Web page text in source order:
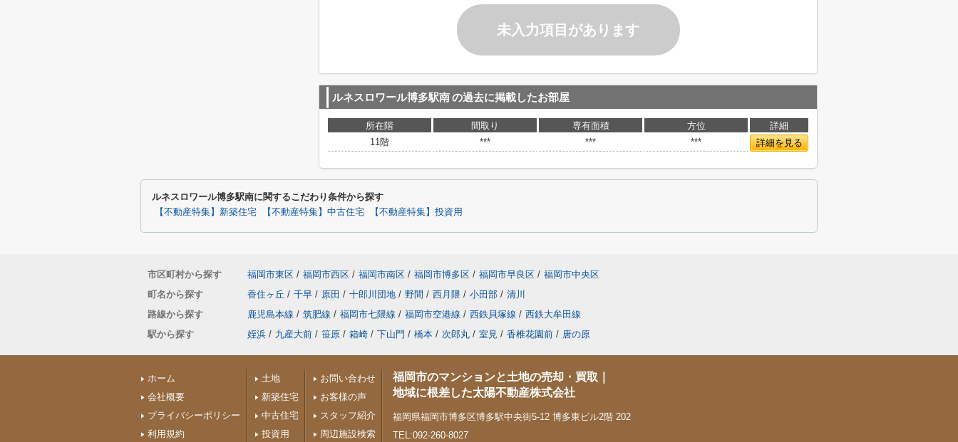
未入力項目があります
ルネスロワール博多駅南の過去に掲載したお部屋
所在階 間取り 専有面積 方位
詳細
11階
*** *** *** 詳細を見る
ルネスロワール博多駅南に関するこだわり条件から探す
【不動産特集】新築住宅 【不動産特集】中古住宅 【不動産特集】投資用
市区町村から探す 福岡市東区 / 福岡市西区 / 福岡市南区 / 福岡市博多区 / 福岡市早良区 / 福岡市中央区
町名から探す
香住ヶ丘 / 千早 / 原田 / 十郎川団地 / 野間 / 西月隈 / 小田部 / 清川
路線から探す
鹿児島本線 / 筑肥線 / 福岡市七隈線 / 福岡市空港線 / 西鉄貝塚線 / 西鉄大牟田線
駅から探す
姪浜 / 九産大前 / 笹原 / 箱崎 / 下山門 / 橋本 / 次郎丸 / 室見 / 香椎花園前 / 唐の原
ホーム
会社概要
プライバシーポリシー
利用規約
土地
新築住宅
中古住宅
投資用
お問い合わせ
お客様の声
スタッフ紹介
周辺施設検索
福岡市のマンションと土地の売却・買取｜
地域に根差した太陽不動産株式会社
福岡県福岡市博多区博多駅中央街5-12 博多東ビル2階 202
TEL:092-260-8027